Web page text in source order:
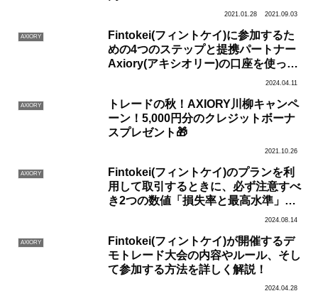
2021.01.28 2021.09.03
AXIORY
Fintokei(フィントケイ)に参加するた
めの4つのステップと提携パートナー
Axiory(アキシオリー)の口座を使って
ログインする方法をわかりやすく解
2024.04.11
AXIORY
トレードの秋！AXIORY川柳キャンペ
ーン！5,000円分のクレジットボーナ
スプレゼント🎁
2021.10.26
AXIORY
Fintokei(フィントケイ)のプランを利
用して取引するときに、必ず注意すべ
き2つの数値「損失率と最高水準」に
2024.08.14
AXIORY
Fintokei(フィントケイ)が開催するデ
モトレード大会の内容やルール、そし
て参加する方法を詳しく解説！
2024.04.28